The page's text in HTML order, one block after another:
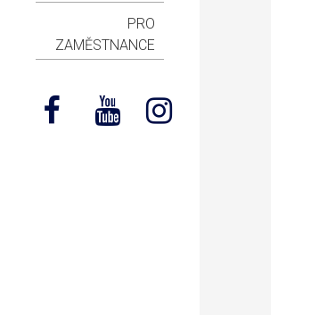
PRO
ZAMĚSTNANCE